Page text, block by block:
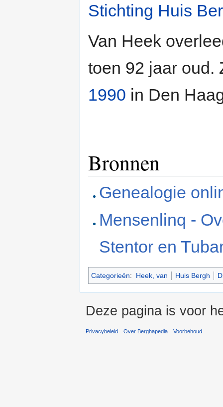
Stichting Huis
Van Heek
toen 92 jaar oud.
1990 in Den
Bronnen
Genealogie
Mensenlinq -
Stentor en
Categorieën: Heek, van Huis Bergh
Deze pagina is voor
Privacybeleid Over Berghapedia Voorbehoud